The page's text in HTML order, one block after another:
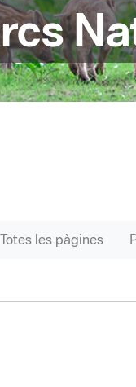
Totes les pàgines